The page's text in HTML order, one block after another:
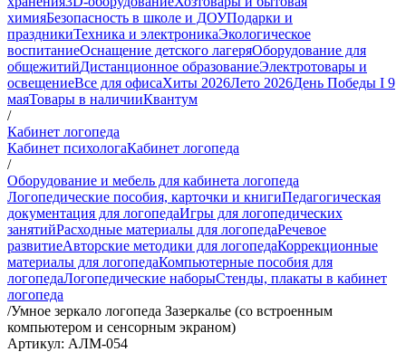
химияБезопасность в школе и ДОУПодарки и
праздникиТехника и электроникаЭкологическое
воспитаниеОснащение детского лагеряОборудование для
общежитийДистанционное образованиеЭлектротовары и
освещениеВсе для офисаХиты 2026Лето 2026День Победы I 9
маяТовары в наличииКвантум
/
Кабинет логопеда
Кабинет психологаКабинет логопеда
/
Оборудование и мебель для кабинета логопеда
Логопедические пособия, карточки и книгиПедагогическая
документация для логопедаИгры для логопедических
занятийРасходные материалы для логопедаРечевое
развитиеАвторские методики для логопедаКоррекционные
материалы для логопедаКомпьютерные пособия для
логопедаЛогопедические наборыСтенды, плакаты в кабинет
логопеда
/Умное зеркало логопеда Зазеркалье (со встроенным
компьютером и сенсорным экраном)
Артикул: АЛМ-054